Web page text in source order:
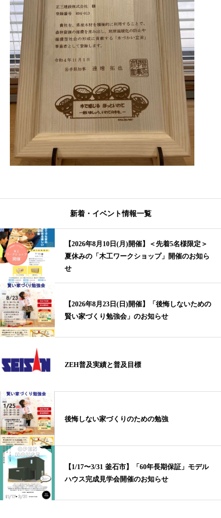
新着・イベント情報一覧
【2026年8月10日(月)開催】＜先着5名様限定＞
夏休みの「木工ワークショップ」開催のお知ら
せ
【2026年8月23日(日)開催】「後悔しないための
賢い家づくり勉強会」のお知らせ
ZEH普及実績と普及目標
後悔しない家づくりのための勉強
【1/17〜3/31 釜石市】「60年長期保証」モデル
ハウス完成見学会開催のお知らせ